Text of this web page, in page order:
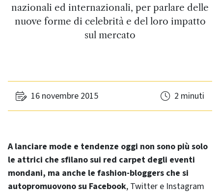
nazionali ed internazionali, per parlare delle
nuove forme di celebrità e del loro impatto
sul mercato
16 novembre 2015 2 minuti
A lanciare mode e tendenze oggi non sono più solo
le attrici che sfilano sui red carpet degli eventi
mondani, ma anche le fashion-bloggers che si
autopromuovono su Facebook, Twitter e Instagram